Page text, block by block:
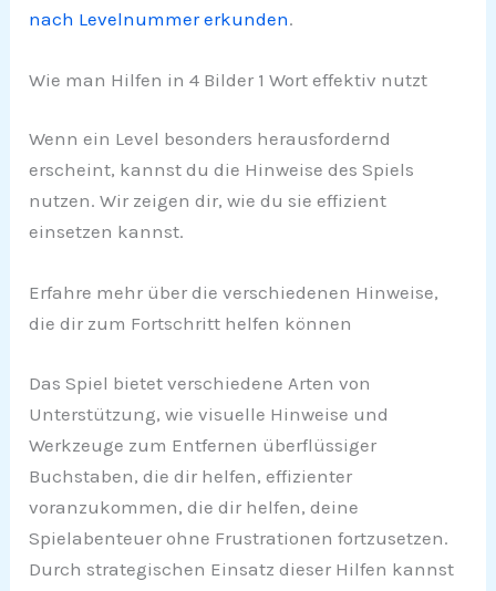
nach Levelnummer erkunden.
Wie man Hilfen in 4 Bilder 1 Wort effektiv nutzt
Wenn ein Level besonders herausfordernd
erscheint, kannst du die Hinweise des Spiels
nutzen. Wir zeigen dir, wie du sie effizient
einsetzen kannst.
Erfahre mehr über die verschiedenen Hinweise,
die dir zum Fortschritt helfen können
Das Spiel bietet verschiedene Arten von
Unterstützung, wie visuelle Hinweise und
Werkzeuge zum Entfernen überflüssiger
Buchstaben, die dir helfen, effizienter
voranzukommen, die dir helfen, deine
Spielabenteuer ohne Frustrationen fortzusetzen.
Durch strategischen Einsatz dieser Hilfen kannst